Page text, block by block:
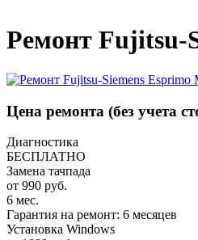
Ремонт Fujitsu-
Цена ремонта (без учета
Диагностика
БЕСПЛАТНО
Замена тачпада
от 990 руб.
6 мес.
Гарантия на ремонт: 6 месяцев
Установка Windows